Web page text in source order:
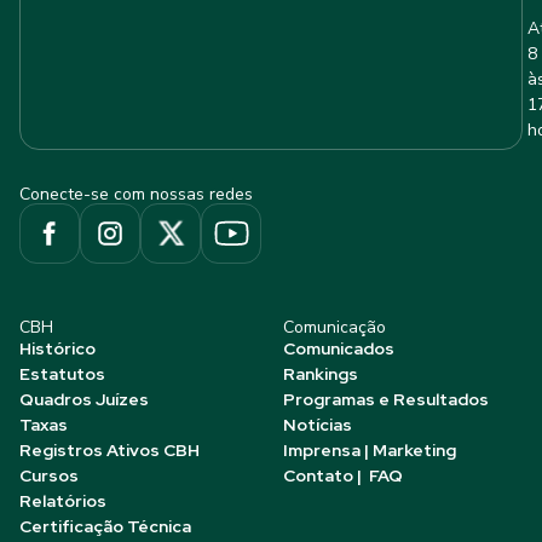
8
Conecte-se com nossas redes
CBH
Histórico
Estatutos
Quadros Juízes
Taxas
Registros Ativos CBH
Cursos
Relatórios
Certificação Técnica
Comunicação
Comunicados
Rankings
Programas e Resultados
Notícias
Imprensa | Marketing
Contato | FAQ